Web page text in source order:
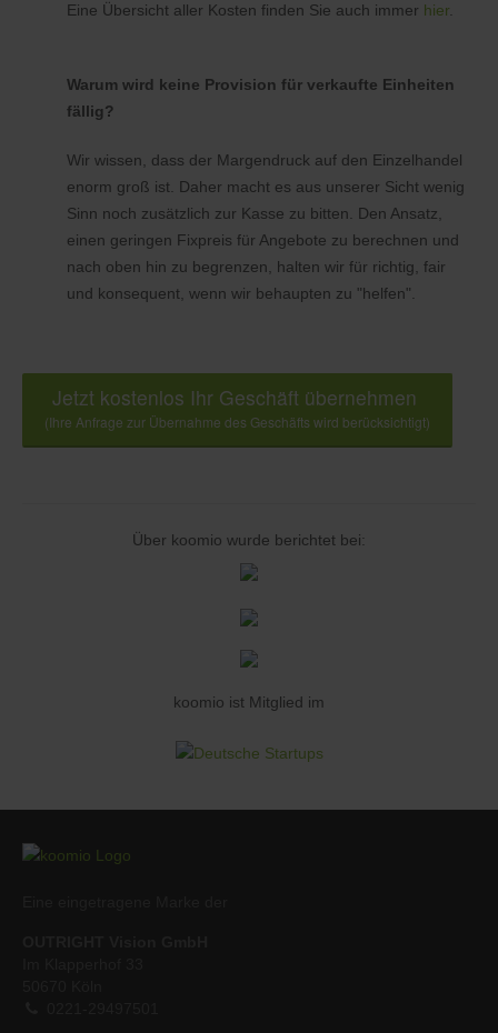
Eine Übersicht aller Kosten finden Sie auch immer hier.
Warum wird keine Provision für verkaufte Einheiten
fällig?
Wir wissen, dass der Margendruck auf den Einzelhandel
enorm groß ist. Daher macht es aus unserer Sicht wenig
Sinn noch zusätzlich zur Kasse zu bitten. Den Ansatz,
einen geringen Fixpreis für Angebote zu berechnen und
nach oben hin zu begrenzen, halten wir für richtig, fair
und konsequent, wenn wir behaupten zu "helfen".
Jetzt kostenlos Ihr Geschäft übernehmen
(Ihre Anfrage zur Übernahme des Geschäfts wird berücksichtigt)
Über koomio wurde berichtet bei:
koomio ist Mitglied im